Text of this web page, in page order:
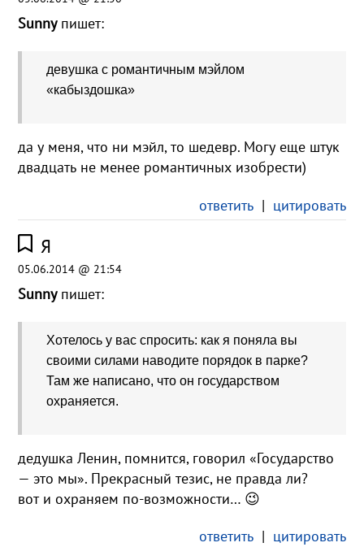
Sunnyпишет:
девушка с романтичным мэйлом
«кабыздошка»
да у меня, что ни мэйл, то шедевр. Могу еще штук
двадцать не менее романтичных изобрести)
ответить| цитировать
Я
05.06.2014 @ 21:54
Sunnyпишет:
Хотелось у вас спросить: как я поняла вы
своими силами наводите порядок в парке?
Там же написано, что он государством
охраняется.
дедушка Ленин, помнится, говорил «Государство
— это мы». Прекрасный тезис, не правда ли?
вот и охраняем по-возможности… 😉
ответить| цитировать